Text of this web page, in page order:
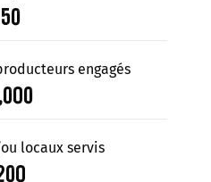
50
engagés
locaux servis